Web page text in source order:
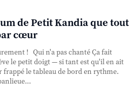
de Petit Kandia que tout
cœur
! Qui n'a pas chanté Ça fait
le petit doigt — si tant est qu'il en ait
le tableau de bord en rythme.